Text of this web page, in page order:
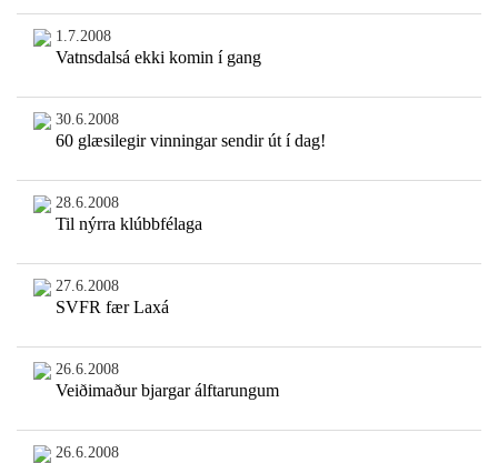
1.7.2008
Vatnsdalsá ekki komin í gang
30.6.2008
60 glæsilegir vinningar sendir út í dag!
28.6.2008
Til nýrra klúbbfélaga
27.6.2008
SVFR fær Laxá
26.6.2008
Veiðimaður bjargar álftarungum
26.6.2008